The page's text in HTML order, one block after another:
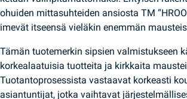
ohuiden mittasuhteiden ansiosta TM
imevät itseensä vieläkin enemmän
Tämän tuotemerkin sipsien valmistukseen
korkealaatuisia tuotteita ja kirkkaita
Tuotantoprosessista vastaavat korkeasti
asiantuntijat, jotka vaihtavat